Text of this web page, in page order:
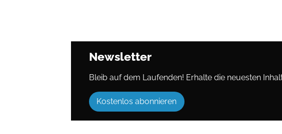
Newsletter
Bleib auf dem Laufenden! Erhalte die neuesten
Kostenlos abonnieren